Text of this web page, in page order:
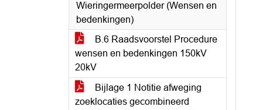
Wieringermeerpolder (Wensen en
bedenkingen)
B.6 Raadsvoorstel Procedure
wensen en bedenkingen 150kV
20kV
Bijlage 1 Notitie afweging
zoeklocaties gecombineerd